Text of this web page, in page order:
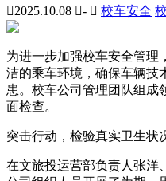
2025.10.08 -  校车安全
为进一步加强校车安全管理
洁的乘车环境，确保车辆技
患。校车公司管理团队组成
面检查。
突击行动，检验真实卫生状
在文旅投运营部负责人张洋